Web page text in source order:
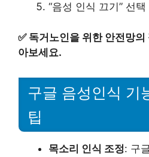
“음성 인식 끄기” 선택
✅ 독거노인을 위한 안전망
아보세요.
구글 음성인식 기
팁
목소리 인식 조정: 구